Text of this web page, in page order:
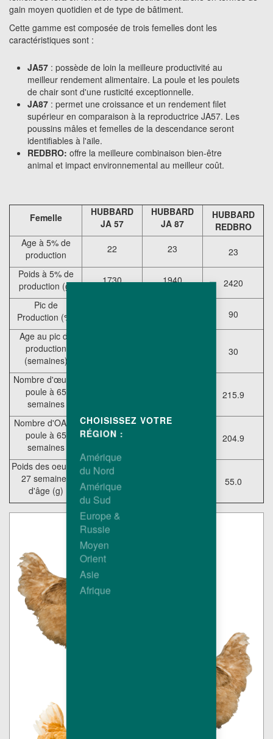
gain moyen quotidien et de type de bâtiment.
Cette gamme est composée de trois femelles dont les
caractéristiques sont :
JA57 : possède de loin la meilleure productivité au
meilleur rendement alimentaire. La poule et les poulets
de chair sont d'une rusticité exceptionnelle.
JA87 : permet une croissance et un rendement filet
supérieur en comparaison à la reproductrice JA57. Les
poussins mâles et femelles de la descendance seront
identifiables à l'aile.
REDBRO: offre la meilleure combinaison bien-être
animal et impact environnemental au meilleur coût.
Femelle
HUBBARD
JA 57
HUBBARD
JA 87
HUBBARD
REDBRO
Age à 5% de
production
22 23
23
Poids à 5% de
production (g)
1730 1940
2420
Pic de
Production (%)
90
Age au pic de
production
(semaines)
30
Nombre d'œufs /
poule à 65
semaines
215.9
Nombre d'OAC /
poule à 65
semaines
222.6 204.9
Poids des oeufs à
27 semaines
d'âge (g)
53.7 55.0
CHOISISSEZ VOTRE
RÉGION :
Amérique
du Nord
Amérique
du Sud
Europe &
Russie
Moyen
Orient
Asie
Afrique